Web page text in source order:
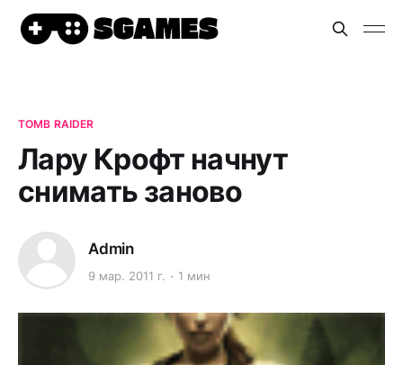
TOMB RAIDER
Лару Крофт начнут
снимать заново
Admin
9 мар. 2011 г. 1 мин